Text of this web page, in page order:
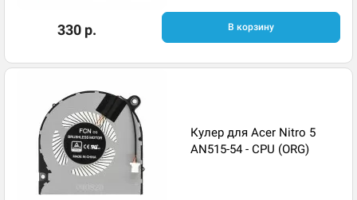
330 р. В корзину
Кулер для Acer Nitro 5
AN515-54 - CPU (ORG)